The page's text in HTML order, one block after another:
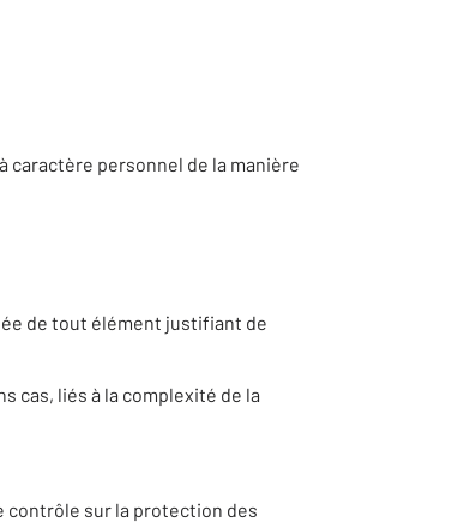
caractère personnel de la manière
de tout élément justifiant de
cas, liés à la complexité de la
contrôle sur la protection des